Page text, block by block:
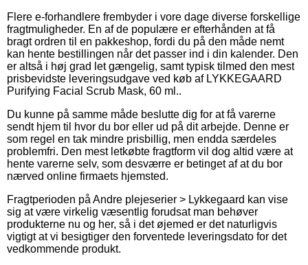
Flere e-forhandlere frembyder i vore dage diverse forskellige
fragtmuligheder. En af de populære er efterhånden at få
bragt ordren til en pakkeshop, fordi du på den måde nemt
kan hente bestillingen når det passer ind i din kalender. Den
er altså i høj grad let gængelig, samt typisk tilmed den mest
prisbevidste leveringsudgave ved køb af LYKKEGAARD
Purifying Facial Scrub Mask, 60 ml..
Du kunne på samme måde beslutte dig for at få varerne
sendt hjem til hvor du bor eller ud på dit arbejde. Denne er
som regel en tak mindre prisbillig, men endda særdeles
problemfri. Den mest letkøbte fragtform vil dog altid være at
hente varerne selv, som desværre er betinget af at du bor
nærved online firmaets hjemsted.
Fragtperioden på Andre plejeserier > Lykkegaard kan vise
sig at være virkelig væsentlig forudsat man behøver
produkterne nu og her, så i det øjemed er det naturligvis
vigtigt at vi besigtiger den forventede leveringsdato for det
vedkommende produkt.